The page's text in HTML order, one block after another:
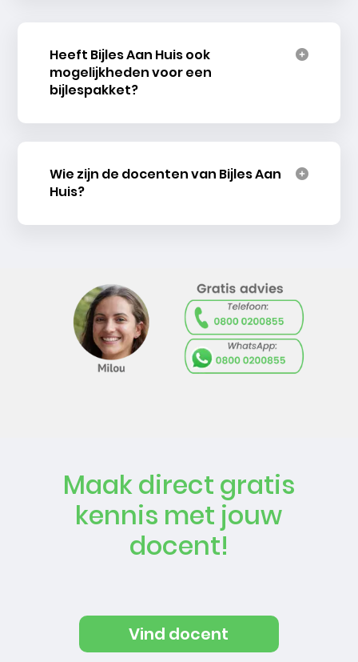
Heeft Bijles Aan Huis ook
mogelijkheden voor een
bijlespakket?
Wie zijn de docenten van Bijles Aan
Huis?
Maak direct gratis
kennis met jouw
docent!
Vind docent